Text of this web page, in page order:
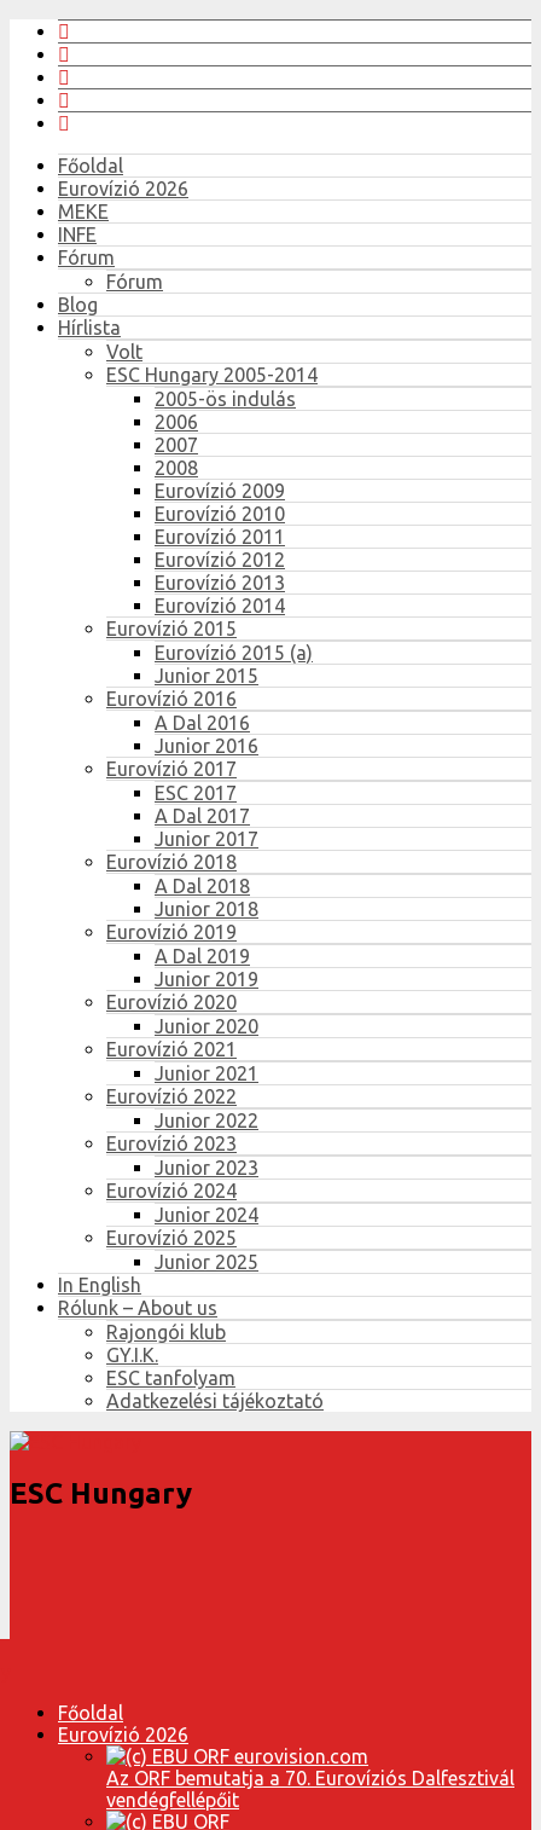
Főoldal
Eurovízió 2026
MEKE
INFE
Fórum
Fórum
Blog
Hírlista
Volt
ESC Hungary 2005-2014
2005-ös indulás
2006
2007
2008
Eurovízió 2009
Eurovízió 2010
Eurovízió 2011
Eurovízió 2012
Eurovízió 2013
Eurovízió 2014
Eurovízió 2015
Eurovízió 2015 (a)
Junior 2015
Eurovízió 2016
A Dal 2016
Junior 2016
Eurovízió 2017
ESC 2017
A Dal 2017
Junior 2017
Eurovízió 2018
A Dal 2018
Junior 2018
Eurovízió 2019
A Dal 2019
Junior 2019
Eurovízió 2020
Junior 2020
Eurovízió 2021
Junior 2021
Eurovízió 2022
Junior 2022
Eurovízió 2023
Junior 2023
Eurovízió 2024
Junior 2024
Eurovízió 2025
Junior 2025
In English
Rólunk – About us
Rajongói klub
GY.I.K.
ESC tanfolyam
Adatkezelési tájékoztató
ESC Hungary
Főoldal
Eurovízió 2026
Az ORF bemutatja a 70. Eurovíziós Dalfesztivál
vendégfellépőit